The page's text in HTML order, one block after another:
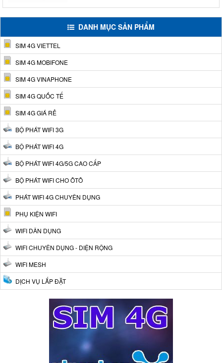
DANH MỤC SẢN PHẨM
SIM 4G VIETTEL
SIM 4G MOBIFONE
SIM 4G VINAPHONE
SIM 4G QUỐC TẾ
SIM 4G GIÁ RẺ
BỘ PHÁT WIFI 3G
BỘ PHÁT WIFI 4G
BỘ PHÁT WIFI 4G/5G CAO CẤP
BỘ PHÁT WIFI CHO ÔTÔ
PHÁT WIFI 4G CHUYÊN DỤNG
PHỤ KIỆN WIFI
WIFI DÂN DỤNG
WIFI CHUYÊN DỤNG - DIỆN RỘNG
WIFI MESH
DỊCH VỤ LẮP ĐẶT